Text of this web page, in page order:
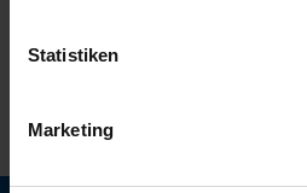
Statistiken
Marketing